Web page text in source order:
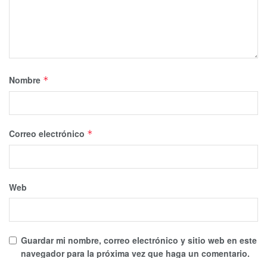
Nombre *
Correo electrónico *
Web
Guardar mi nombre, correo electrónico y sitio web en este
navegador para la próxima vez que haga un comentario.